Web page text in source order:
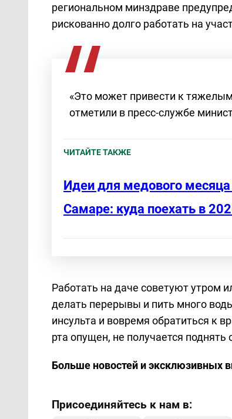
региональном минздраве
рискованно долго работать на
«Это может привести к
отметили в пресс-службе
ЧИТАЙТЕ ТАКЖЕ
Идеи для медового
Самаре: куда поехать в
Работать на даче советуют утром
делать перерывы и пить много
инсульта и вовремя обратиться к
рта опущен, не получается
Больше новостей и эксклюзивных